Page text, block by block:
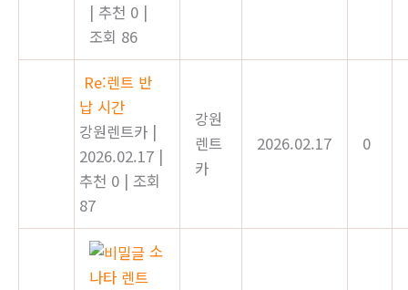
| 추천 0 |
조회 86
Re:렌트 반
납 시간
강원렌트카 |
2026.02.17 |
추천 0 | 조회
87
강원
렌트
카
2026.02.17 0
소
나타 렌트